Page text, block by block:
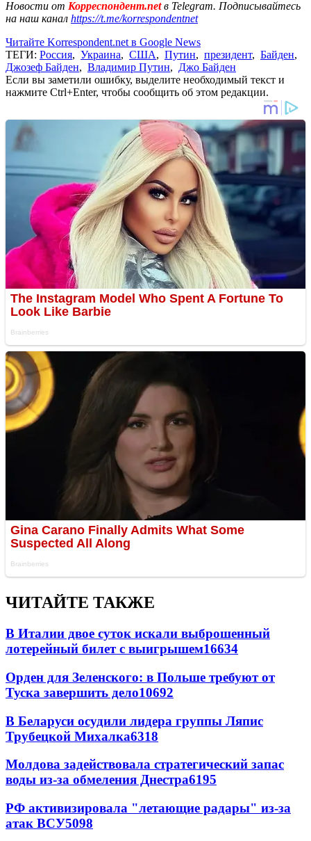
Новости от Корреспондент.netв Telegram. Подписывайтесь
на наш канал https://t.me/korrespondentnet
Читайте Korrespondent.net в Google News
ТЕГИ: Россия, Украина, США, Путин, президент, Байден,
Джозеф Байден, Владимир Путин, Джо Байден
Если вы заметили ошибку, выделите необходимый текст и
нажмите Ctrl+Enter, чтобы сообщить об этом редакции.
ЧИТАЙТЕ ТАКЖЕ
В Италии двое суток искали выброшенный
лотерейный билет с выигрышем16634
Орден для Зеленского: в Польше требуют от
Туска завершить дело10692
В Беларуси осудили лидера группы Ляпис
Трубецкой Михалка6318
Молдова задействовала стратегический запас
воды из-за обмеления Днестра6195
РФ активизировала "летающие радары" из-за
атак ВСУ5098